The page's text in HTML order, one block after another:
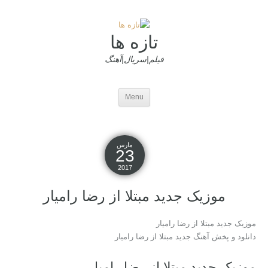
تازه ها
فیلم|سریال|آهنگ
Menu
مارس
23
2017
موزیک جدید مبتلا از رضا رامیار
موزیک جدید مبتلا از رضا رامیار
دانلود و پخش آهنگ جدید مبتلا از رضا رامیار